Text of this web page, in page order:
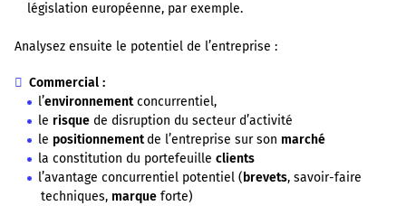
législation européenne, par exemple.
Analysez ensuite le potentiel de l’entreprise :
Commercial :
l’environnementconcurrentiel,
le risque de disruption du secteur d’activité
le positionnementde l’entreprise sur son marché
la constitution du portefeuilleclients
l’avantage concurrentiel potentiel (brevets, savoir-faire
techniques, marqueforte)